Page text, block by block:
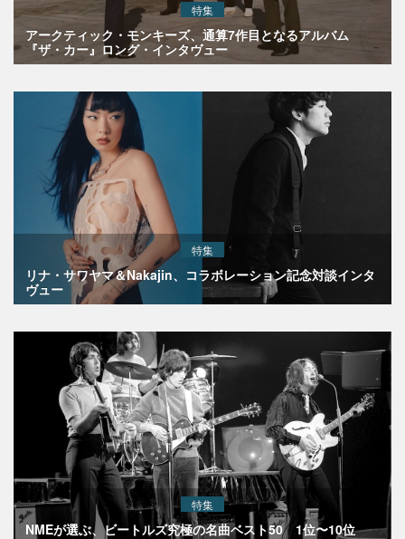
特集
アークティック・モンキーズ、通算7作目となるアルバム
『ザ・カー』ロング・インタヴュー
特集
リナ・サワヤマ＆Nakajin、コラボレーション記念対談インタ
ヴュー
特集
NMEが選ぶ、ビートルズ究極の名曲ベスト50 1位〜10位